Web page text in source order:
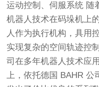
运动控制、伺服系统 随
机器人技术在码垛机上
人作为执行机构，具用
实现复杂的空间轨迹控
司在多年机器人技术应
上，依托德国 BAHR 公